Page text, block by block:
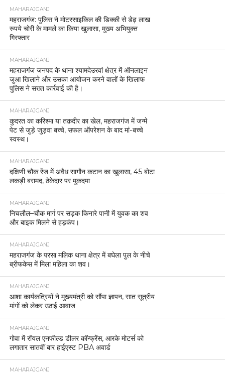
MAHARAJGANJ
महराजगंज: पुलिस ने मोटरसाइकिल की डिक्की से डेढ़ लाख
रुपये चोरी के मामले का किया खुलासा, मुख्य अभियुक्त
गिरफ्तार
MAHARAJGANJ
महराजगंज जनपद के थाना श्यामदेउरवां क्षेत्र में ऑनलाइन
जुआ खिलाने और उसका आयोजन करने वालों के खिलाफ
पुलिस ने सख्त कार्रवाई की है।
MAHARAJGANJ
कुदरत का करिश्मा या तक़दीर का खेल, महराजगंज में जन्मे
पेट से जुड़े जुड़वा बच्चे, सफल ऑपरेशन के बाद मां-बच्चे
स्वस्थ।
MAHARAJGANJ
दक्षिणी चौक रेंज में अवैध सागौन कटान का खुलासा, 45 बोटा
लकड़ी बरामद, ठेकेदार पर मुकदमा
MAHARAJGANJ
निचलौल–चौक मार्ग पर सड़क किनारे पानी में युवक का शव
और बाइक मिलने से हड़कंप।
MAHARAJGANJ
महराजगंज के परसा मलिक थाना क्षेत्र में बघेला पुल के नीचे
ब्रीफकेस में मिला महिला का शव।
MAHARAJGANJ
आशा कार्यकत्रियों ने मुख्यमंत्री को सौंपा ज्ञापन, सात सूत्रीय
मांगों को लेकर उठाई आवाज
MAHARAJGANJ
गोवा में रॉयल एनफील्ड डीलर कॉन्फ्रेंस, आरके मोटर्स को
लगातार सातवीं बार हाईएस्ट PBA अवार्ड
MAHARAJGANJ